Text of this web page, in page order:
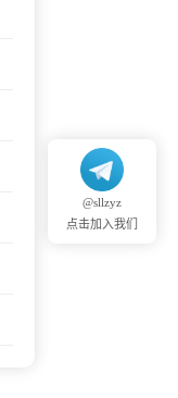
@sllzyz
点击加入我们